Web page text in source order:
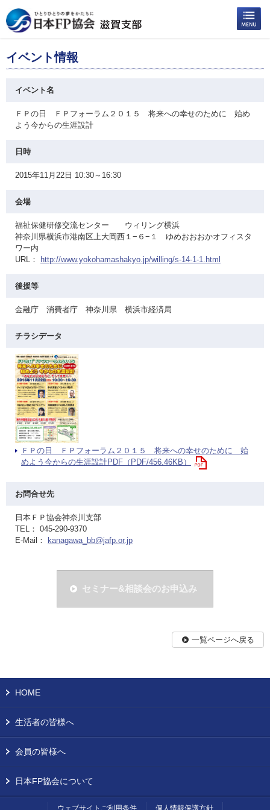
イベント情報
イベント名
ＦＰの日 ＦＰフォーラム２０１５ 将来への幸せのために 始め
よう今からの生涯設計
日時
2015年11月22日 10:30～16:30
会場
福祉保健研修交流センター ウィリング横浜
神奈川県横浜市港南区上大岡西１−６−１ ゆめおおおかオフィスタ
ワー内
URL：
http://www.yokohamashakyo.jp/willing/s-14-1-1.html
後援等
金融庁 消費者庁 神奈川県 横浜市経済局
チラシデータ
ＦＰの日 ＦＰフォーラム２０１５ 将来への幸せのために 始
めよう今からの生涯設計PDF（PDF/456.46KB）
お問合せ先
日本ＦＰ協会神奈川支部
TEL： 045-290-9370
E-Mail：
kanagawa_bb@jafp.or.jp
セミナー&相談会のお申込み
一覧ページへ戻る
HOME
生活者の皆様へ
会員の皆様へ
日本FP協会について